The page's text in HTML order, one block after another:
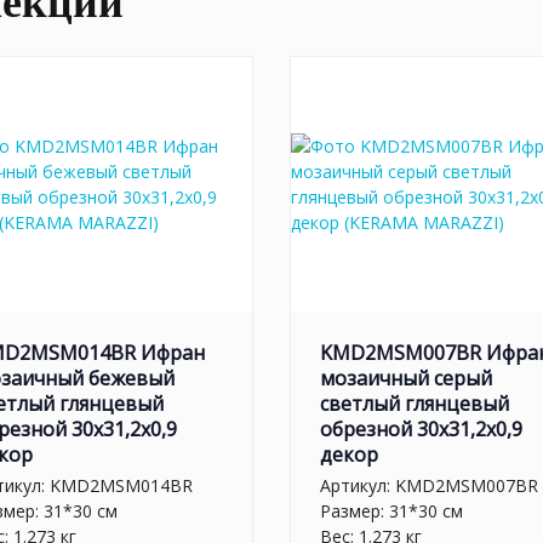
Ифран
бежевый
глянцевый
30x31,2x0,9
KMD2MSM014BR
31*30 см
1.273 кг
KMD2MSM007BR
мозаичный серый
светлый глянцевый
обрезной 30x31,2x0,9
декор
Артикул: KMD2MSM007BR
Размер: 31*30 см
Вес: 1.273 кг